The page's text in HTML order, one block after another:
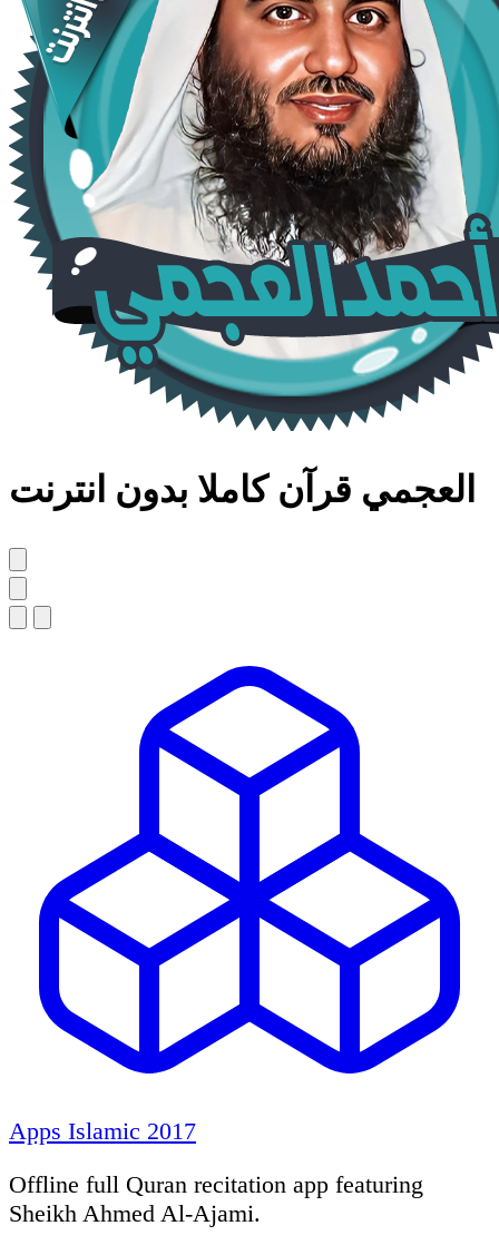
العجمي قرآن كاملا بدون انترنت
Apps Islamic 2017
Offline full Quran recitation app featuring
Sheikh Ahmed Al-Ajami.